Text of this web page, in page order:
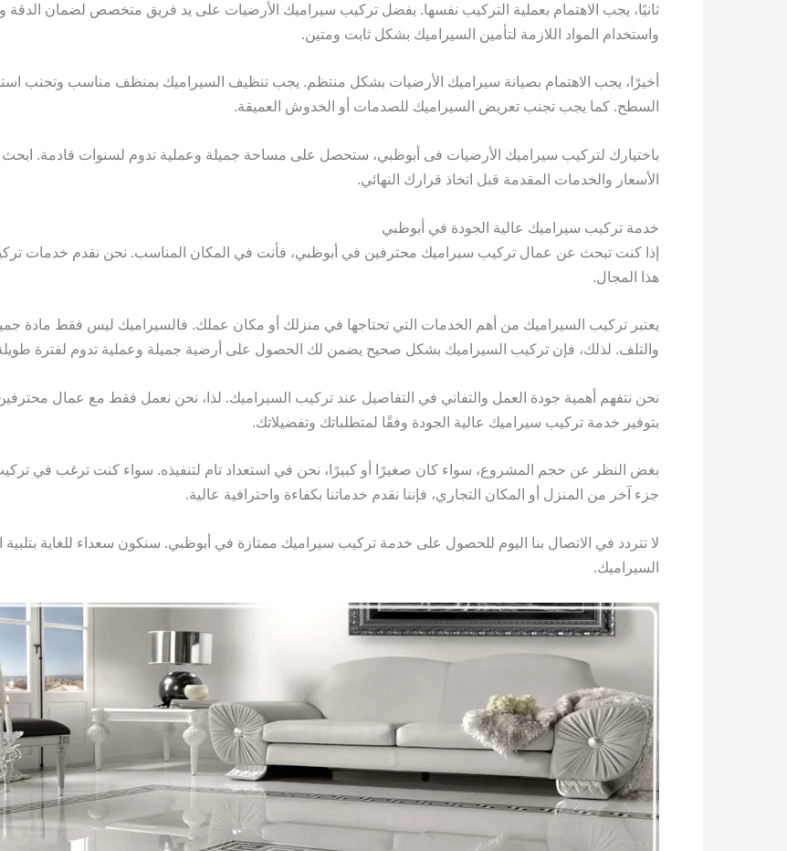
ثانيًا، يجب الاهتمام بعملية التركيب نفسها. يفضل تركيب سيراميك الأرضيات على يد فريق متخصص لضمان
واستخدام المواد اللازمة لتأمين السيراميك بشكل ثابت ومتين.
أخيرًا، يجب الاهتمام بصيانة سيراميك الأرضيات بشكل منتظم. يجب تنظيف السيراميك بمنظف مناسب وتجنب
السطح. كما يجب تجنب تعريض السيراميك للصدمات أو الخدوش العميقة.
باختيارك لتركيب سيراميك الأرضيات فى أبوظبي، ستحصل على مساحة جميلة وعملية تدوم لسنوات قادمة.
الأسعار والخدمات المقدمة قبل اتخاذ قرارك النهائي.
خدمة تركيب سيراميك عالية الجودة في أبوظبي
إذا كنت تبحث عن عمال تركيب سيراميك محترفين في أبوظبي، فأنت في المكان المناسب. نحن نقدم خدمات
هذا المجال.
يعتبر تركيب السيراميك من أهم الخدمات التي تحتاجها في منزلك أو مكان عملك. فالسيراميك ليس فقط مادة جميلة
والتلف. لذلك، فإن تركيب السيراميك بشكل صحيح يضمن لك الحصول على أرضية جميلة وعملية تدوم لفترة
نحن نتفهم أهمية جودة العمل والتفاني في التفاصيل عند تركيب السيراميك. لذا، نحن نعمل فقط مع عمال
بتوفير خدمة تركيب سيراميك عالية الجودة وفقًا لمتطلباتك وتفضيلاتك.
بغض النظر عن حجم المشروع، سواء كان صغيرًا أو كبيرًا، نحن في استعداد تام لتنفيذه. سواء كنت ترغب في
جزء آخر من المنزل أو المكان التجاري، فإننا نقدم خدماتنا بكفاءة واحترافية عالية.
لا تتردد في الاتصال بنا اليوم للحصول على خدمة تركيب سيراميك ممتازة في أبوظبي. سنكون سعداء للغاية بتلبية
السيراميك.